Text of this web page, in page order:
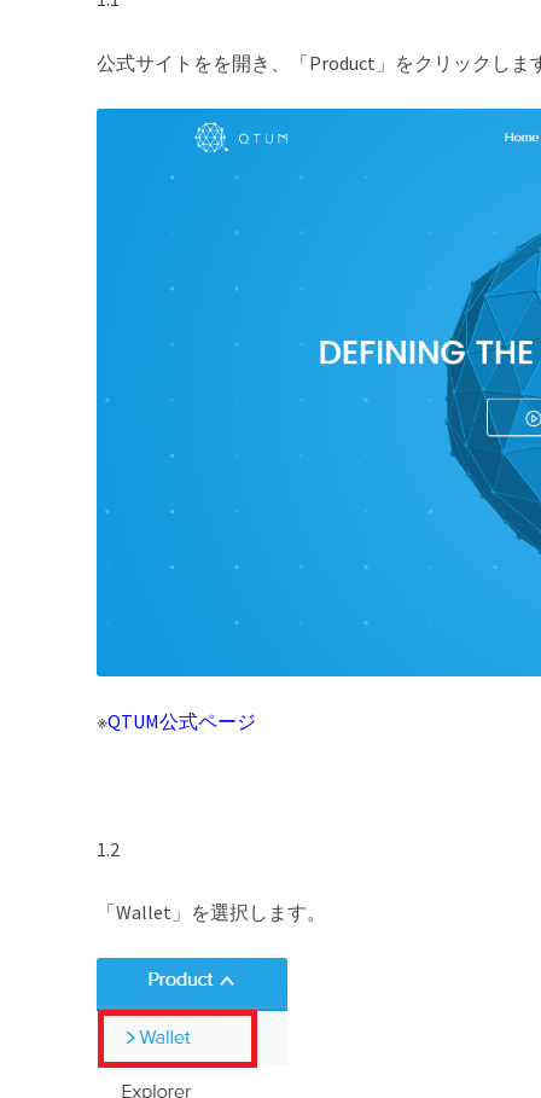
公式サイトをを開き、「Product」をクリックしま
※QTUM公式ページ
1.2
「Wallet」を選択します。